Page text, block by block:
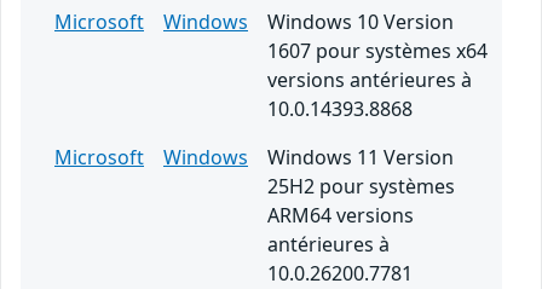
Microsoft
Windows
Windows 10 Version
1607 pour systèmes x64
versions antérieures à
10.0.14393.8868
Microsoft
Windows
Windows 11 Version
25H2 pour systèmes
ARM64 versions
antérieures à
10.0.26200.7781